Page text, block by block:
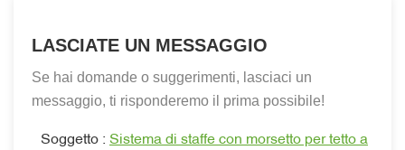
LASCIATE UN MESSAGGIO
Se hai domande o suggerimenti, lasciaci un
messaggio, ti risponderemo il prima possibile!
Soggetto : Sistema di staffe con morsetto per tetto a